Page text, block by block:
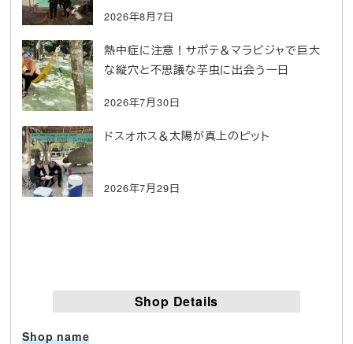
2026年8月7日
熱中症に注意！サポテ＆マラビジャで巨大
な縦穴と不思議な芋虫に出会う一日
2026年7月30日
ドスオホス＆太陽が真上のピット
2026年7月29日
Shop Details
Shop name